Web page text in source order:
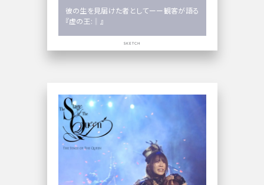
彼の生を見届けた者としてーー観客が語る
『虚の王:‖』
SKETCH